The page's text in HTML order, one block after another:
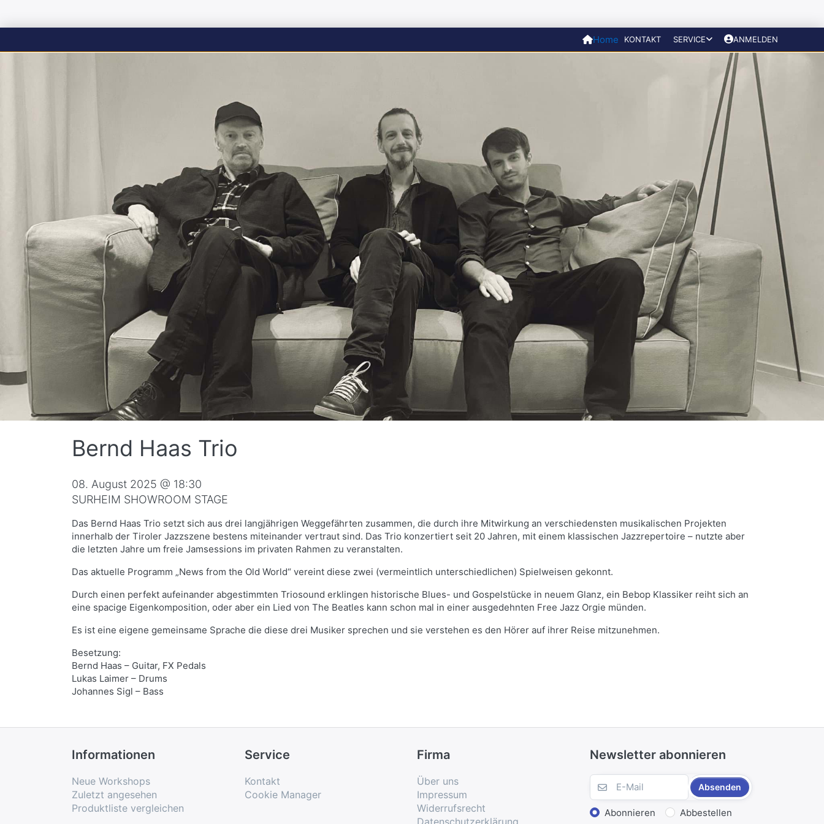
Home KONTAKT SERVICE ANMELDEN
Bernd Haas Trio
08. August 2025 @ 18:30
SURHEIM SHOWROOM STAGE
Das Bernd Haas Trio setzt sich aus drei langjährigen Weggefährten zusammen, die durch ihre Mitwirkung an verschiedensten musikalischen Projekten
innerhalb der Tiroler Jazzszene bestens miteinander vertraut sind. Das Trio konzertiert seit 20 Jahren, mit einem klassischen Jazzrepertoire – nutzte aber
die letzten Jahre um freie Jamsessions im privaten Rahmen zu veranstalten.
Das aktuelle Programm „News from the Old World“ vereint diese zwei (vermeintlich unterschiedlichen) Spielweisen gekonnt.
Durch einen perfekt aufeinander abgestimmten Triosound erklingen historische Blues- und Gospelstücke in neuem Glanz, ein Bebop Klassiker reiht sich an
eine spacige Eigenkomposition, oder aber ein Lied von The Beatles kann schon mal in einer ausgedehnten Free Jazz Orgie münden.
Es ist eine eigene gemeinsame Sprache die diese drei Musiker sprechen und sie verstehen es den Hörer auf ihrer Reise mitzunehmen.
Besetzung:
Bernd Haas – Guitar, FX Pedals
Lukas Laimer – Drums
Johannes Sigl – Bass
Informationen
Neue Workshops
Zuletzt angesehen
Produktliste vergleichen
Service
Kontakt
Cookie Manager
Firma
Über uns
Impressum
Widerrufsrecht
Datenschutzerklärung
Newsletter abonnieren
Absenden
Abonnieren Abbestellen